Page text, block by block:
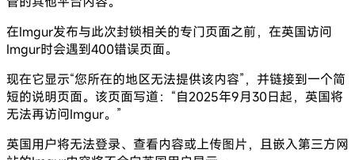
在Imgur发布与此次封锁相关的专门页面之前，在英国访问
Imgur时会遇到400错误页面。
现在它显示“您所在的地区无法提供该内容”，并链接到一个简
短的说明页面。该页面写道：“自2025年9月30日起，英国将
无法再访问Imgur。”
英国用户将无法登录、查看内容或上传图片，且嵌入第三方网